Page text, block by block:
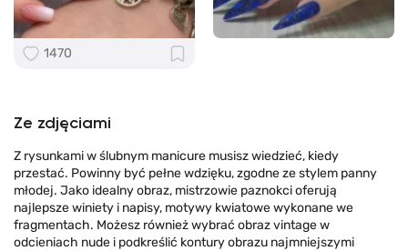
1470
Ze zdjęciami
Z rysunkami w ślubnym manicure musisz wiedzieć, kiedy
przestać. Powinny być pełne wdzięku, zgodne ze stylem panny
młodej. Jako idealny obraz, mistrzowie paznokci oferują
najlepsze winiety i napisy, motywy kwiatowe wykonane we
fragmentach. Możesz również wybrać obraz vintage w
odcieniach nude i podkreślić kontury obrazu najmniejszymi